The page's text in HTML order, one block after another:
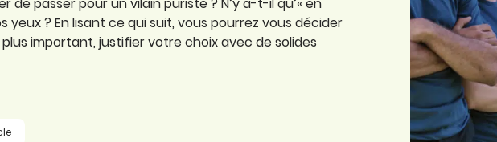
de passer pour un vilain puriste ? N’y a-t-il qu’« en
yeux ? En lisant ce qui suit, vous pourrez vous décider
important, justifier votre choix avec de solides